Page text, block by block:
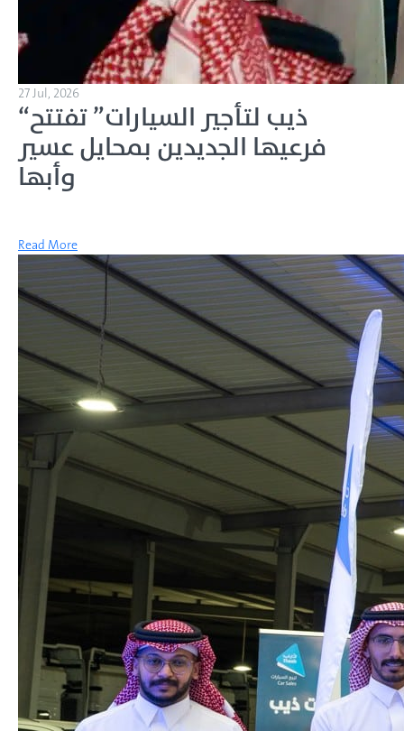
27 Jul, 2026
“ذيب لتأجير السيارات” تفتتح
فرعيها الجديدين بمحايل عسير
وأبها
Read More